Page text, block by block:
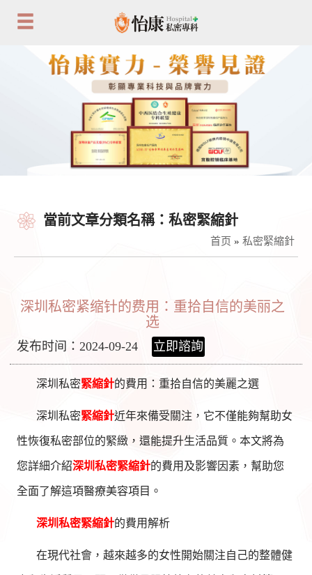
當前文章分類名稱：私密緊縮針
首页 » 私密緊縮針
深圳私密紧缩针的费用：重拾自信的美丽之
选
发布时间：2024-09-24 立即諮詢
深圳私密緊縮針的費用：重拾自信的美麗之選
深圳私密緊縮針近年來備受關注，它不僅能夠幫助女
性恢復私密部位的緊緻，還能提升生活品質。本文將為
您詳細介紹深圳私密緊縮針的費用及影響因素，幫助您
全面了解這項醫療美容項目。
深圳私密緊縮針的費用解析
在現代社會，越來越多的女性開始關注自己的整體健